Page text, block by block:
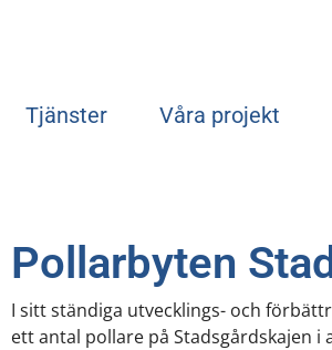
Tjänster Våra projekt
Pollarbyten
I sitt ständiga utvecklings- och
ett antal pollare på Stadsgårdskajen